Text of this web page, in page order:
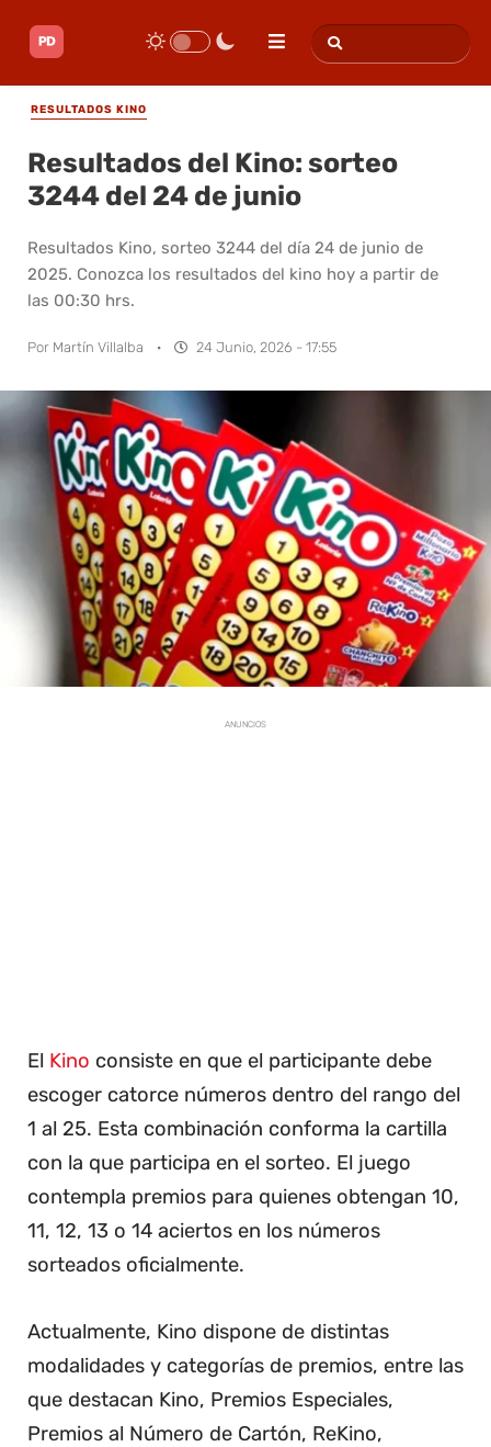
RESULTADOS KINO
Resultados del Kino: sorteo
3244 del 24 de junio
Resultados Kino, sorteo 3244 del día 24 de junio de
2025. Conozca los resultados del kino hoy a partir de
las 00:30 hrs.
Por Martín Villalba · 24 Junio, 2026 - 17:55
ANUNCIOS
El Kino consiste en que el participante debe
escoger catorce números dentro del rango del
1 al 25. Esta combinación conforma la cartilla
con la que participa en el sorteo. El juego
contempla premios para quienes obtengan 10,
11, 12, 13 o 14 aciertos en los números
sorteados oficialmente.
Actualmente, Kino dispone de distintas
modalidades y categorías de premios, entre las
que destacan Kino, Premios Especiales,
Premios al Número de Cartón, ReKino,